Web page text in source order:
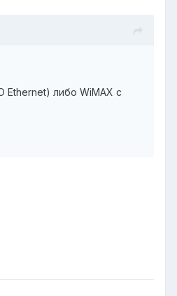
Ethernet) либо WiMAX с